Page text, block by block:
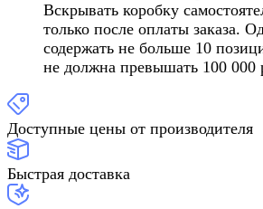
Вскрывать коробку
только после оплаты заказа.
содержать не больше 10
не должна превышать 100 000
Доступные цены от производителя
Быстрая доставка